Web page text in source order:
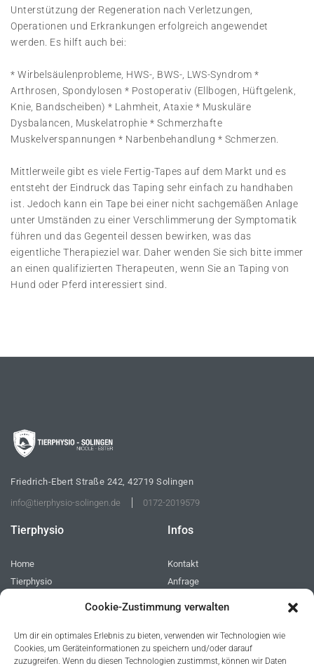
Cookie-Zustimmung verwalten
Um dir ein optimales Erlebnis zu bieten, verwenden wir Technologien wie
Cookies, um Geräteinformationen zu speichern und/oder darauf
zuzugreifen. Wenn du diesen Technologien zustimmst, können wir Daten
Unterstützung der Regeneration nach Verletzungen,
Operationen und Erkrankungen erfolgreich angewendet
werden. Es hilft auch bei:
* Wirbelsäulenprobleme, HWS-, BWS-, LWS-Syndrom *
Arthrosen, Spondylosen * Postoperativ (Ellbogen, Hüftgelenk,
Knie, Bandscheiben) * Lahmheit, Ataxie * Muskuläre
Dysbalancen, Muskelatrophie * Schmerzhafte
Muskelverspannungen * Narbenbehandlung * Schmerzen.
Mittlerweile gibt es viele Fertig-Tapes auf dem Markt und es
entsteht der Eindruck das Taping sehr einfach zu handhaben
ist. Jedoch kann ein Tape bei einer nicht sachgemäßen Anlage
unter Umständen zu einer Verschlimmerung der Symptomatik
führen und das Gegenteil dessen bewirken, was das
eigentliche Therapieziel war. Daher wenden Sie sich bitte immer
an einen qualifizierten Therapeuten, wenn Sie an Taping von
Hund oder Pferd interessiert sind.
Friedrich-Ebert Straße 242, 42719 Solingen
info@tierphysio-solingen.de
0172-2019579
Tierphysio
Home
Tierphysio
Bilder
Infos
Kontakt
Anfrage
Datenschutz
Tierphysio-Solingen - Nicole Ester © 2023